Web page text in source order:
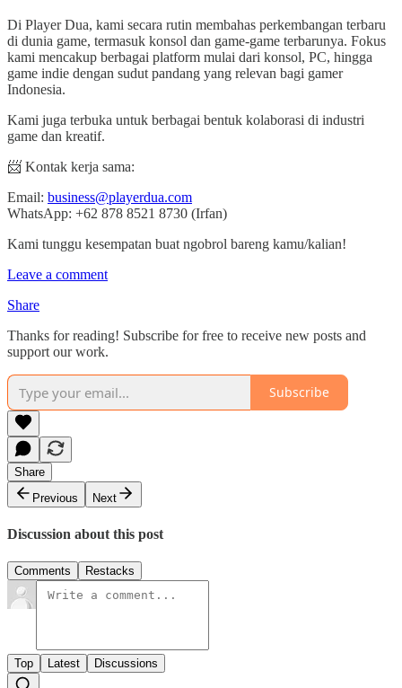
Di Player Dua, kami secara rutin membahas perkembangan terbaru
di dunia game, termasuk konsol dan game-game terbarunya. Fokus
kami mencakup berbagai platform mulai dari konsol, PC, hingga
game indie dengan sudut pandang yang relevan bagi gamer
Indonesia.
Kami juga terbuka untuk berbagai bentuk kolaborasi di industri
game dan kreatif.
📨 Kontak kerja sama:
Email: business@playerdua.com
WhatsApp: +62 878 8521 8730 (Irfan)
Kami tunggu kesempatan buat ngobrol bareng kamu/kalian!
Leave a comment
Share
Thanks for reading! Subscribe for free to receive new posts and
support our work.
Subscribe
Share
Previous
Next
Discussion about this post
Comments Restacks
Top Latest Discussions